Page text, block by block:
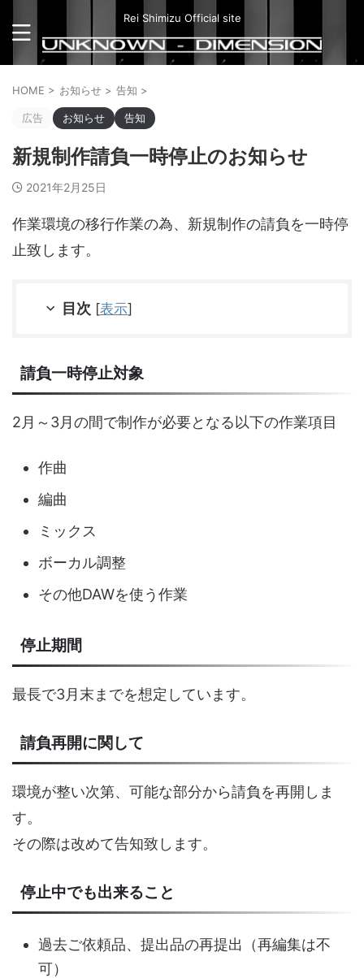
Rei Shimizu Official site
HOME > お知らせ > 告知 >
広告 お知らせ 告知
新規制作請負一時停止のお知らせ
2021年2月25日
作業環境の移行作業の為、新規制作の請負を一時停
止致します。
目次 [表示]
請負一時停止対象
2月～3月の間で制作が必要となる以下の作業項目
作曲
編曲
ミックス
ボーカル調整
その他DAWを使う作業
停止期間
最長で3月末までを想定しています。
請負再開に関して
環境が整い次第、可能な部分から請負を再開しま
す。
その際は改めて告知致します。
停止中でも出来ること
過去ご依頼品、提出品の再提出（再編集は不
可）